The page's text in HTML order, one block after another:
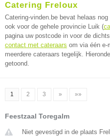
Catering Freloux
Catering-vinden.be bevat helaas nog
ook voor de gehele provincie Luik (
pagina uw postcode in voor de
contact met cateraars om via één e-
meerdere cateraars tegelijk.
getoond.
1 2 3 » »»
Feestzaal Toregalm
Niet gevestigd in de plaats